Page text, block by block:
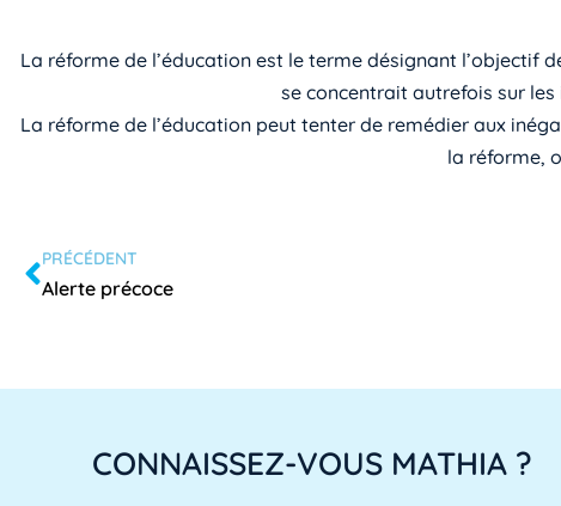
La réforme de l’éducation est le terme désignant l’objectif
se concentrait autrefois sur
La réforme de l’éducation peut tenter de remédier aux
la réforme,
PRÉCÉDENT
Alerte précoce
CONNAISSEZ-VOUS MATHIA ?